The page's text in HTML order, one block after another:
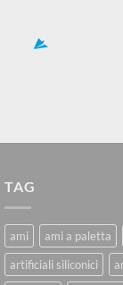
TAG
ami ami a paletta
artificiali siliconici